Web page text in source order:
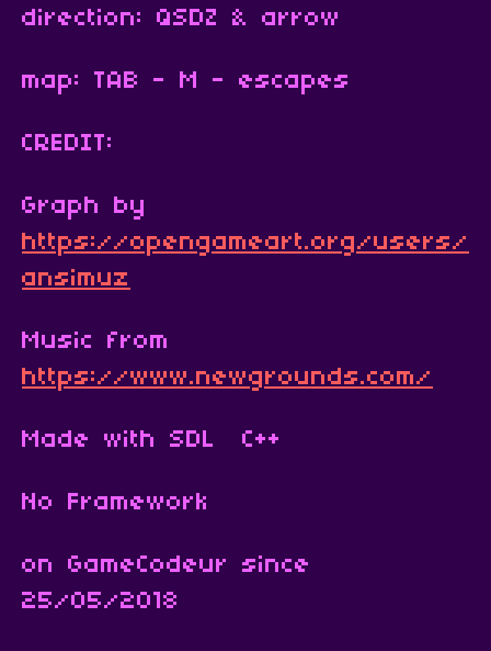
direction: QSDZ & arrow
map: TAB - M - escapes
CREDIT:
Graph by
https://opengameart.org/users/
ansimuz
Music from
https://www.newgrounds.com/
Made with SDL C++
No Framework
on GameCodeur since
25/05/2018